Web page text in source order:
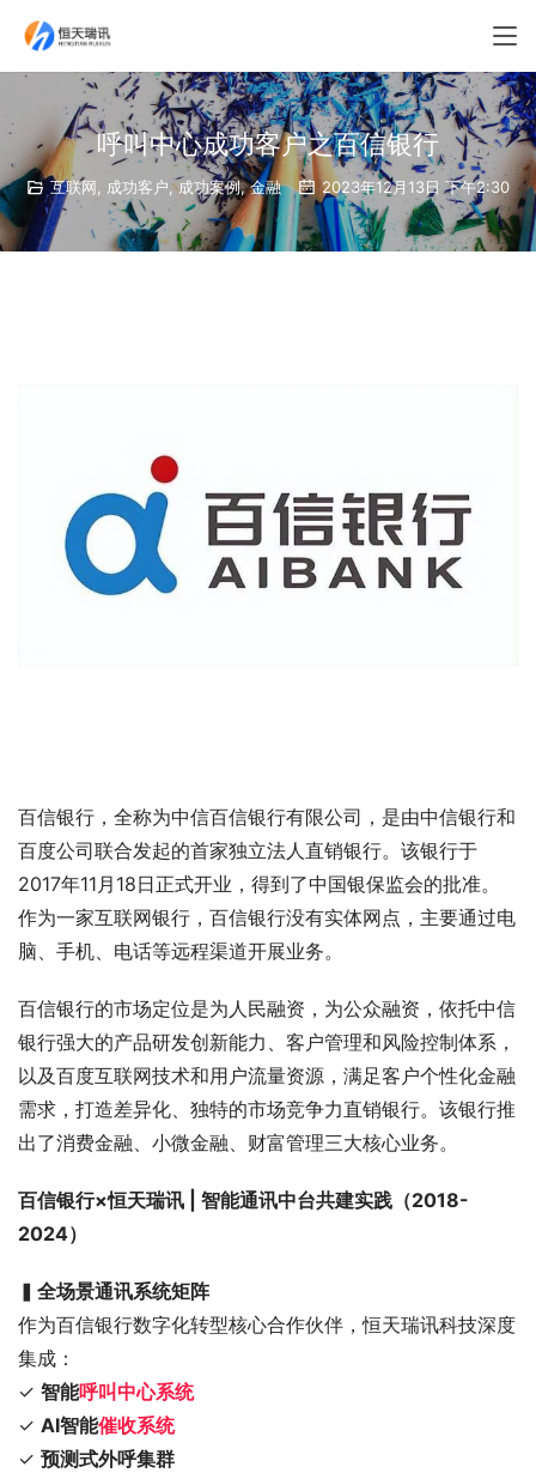
呼叫中心成功客户之百信银行
互联网 成功客户,成功案例,金融 2023年12月13日 下午2:30
百信银行，全称为中信百信银行有限公司，是由中信银行和
百度公司联合发起的首家独立法人直销银行。该银行于
2017年11月18日正式开业，得到了中国银保监会的批准。
作为一家互联网银行，百信银行没有实体网点，主要通过电
脑、手机、电话等远程渠道开展业务。
百信银行的市场定位是为人民融资，为公众融资，依托中信
银行强大的产品研发创新能力、客户管理和风险控制体系，
以及百度互联网技术和用户流量资源，满足客户个性化金融
需求，打造差异化、独特的市场竞争力直销银行。该银行推
出了消费金融、小微金融、财富管理三大核心业务。
百信银行×恒天瑞讯 | 智能通讯中台共建实践（2018-
2024）
▍ 全场景通讯系统矩阵
作为百信银行数字化转型核心合作伙伴，恒天瑞讯科技深度
集成：
✓ 智能呼叫中心系统
✓ AI智能催收系统
✓ 预测式外呼集群